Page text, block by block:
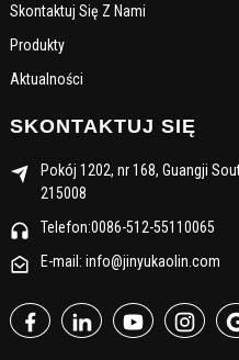
Skontaktuj Się Z Nami
Produkty
Aktualności
SKONTAKTUJ SIĘ
Pokój 1202, nr 168, Guangji
215008
Telefon:0086-512-55110065
E-mail: info@jinyukaolin.com